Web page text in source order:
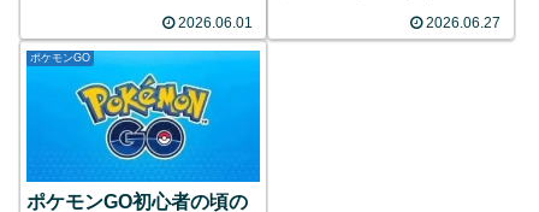
2026.06.01
催！限定ピカチュウのグリ
ーティングや特別なレイド
2026.06.27
ポケモンGO
ポケモンGO初心者の頃の